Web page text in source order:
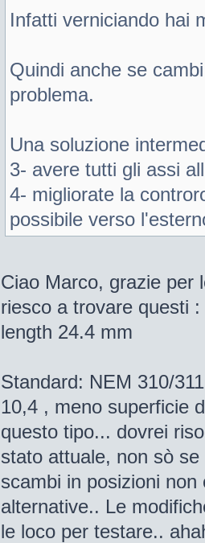
Infatti verniciando hai
Quindi anche se
problema.
Una soluzione
3- avere tutti gli assi
4- migliorate la
possibile verso
Ciao Marco, grazie per
riesco a trovare questi
length 24.4 mm
Standard: NEM 310/
10,4 , meno superficie
questo tipo... dovrei
stato attuale, non sò
scambi in posizioni
alternative.. Le
le loco per testare..